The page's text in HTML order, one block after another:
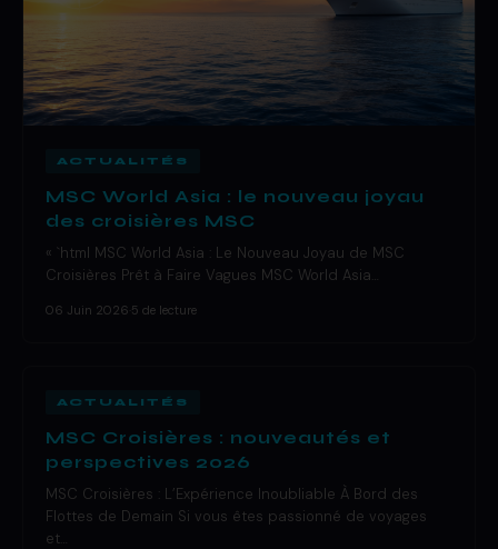
ACTUALITÉS
MSC World Asia : le nouveau joyau
des croisières MSC
« `html MSC World Asia : Le Nouveau Joyau de MSC
Croisières Prêt à Faire Vagues MSC World Asia…
06 Juin 2026 5 de lecture
ACTUALITÉS
MSC Croisières : nouveautés et
perspectives 2026
MSC Croisières : L’Expérience Inoubliable À Bord des
Flottes de Demain Si vous êtes passionné de voyages
et…